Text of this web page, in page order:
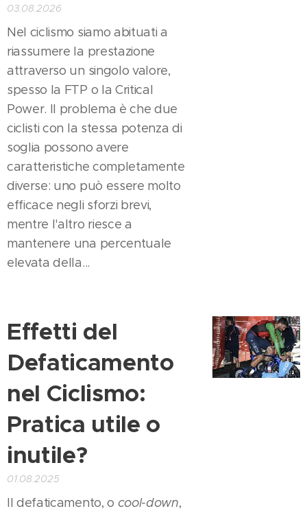
03.08.2026
Nel ciclismo siamo abituati a
riassumere la prestazione
attraverso un singolo valore,
spesso la FTP o la Critical
Power. Il problema è che due
ciclisti con la stessa potenza di
soglia possono avere
caratteristiche completamente
diverse: uno può essere molto
efficace negli sforzi brevi,
mentre l'altro riesce a
mantenere una percentuale
elevata della...
Effetti del
Defaticamento
nel Ciclismo:
Pratica utile o
inutile?
01.08.2025
Il defaticamento, o cool-down,